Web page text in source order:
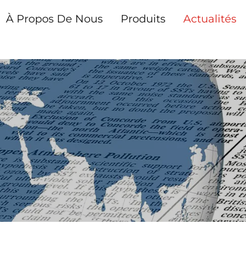
À Propos De Nous Produits
Actualités